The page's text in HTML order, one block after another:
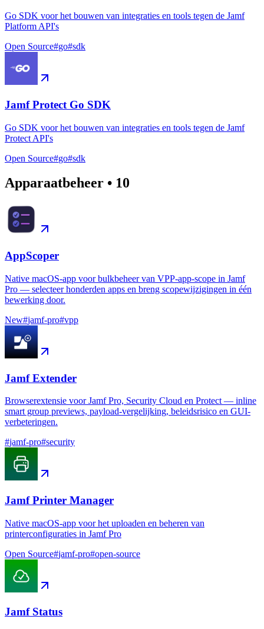
Go SDK voor het bouwen van integraties en tools tegen de Jamf
Platform API's
Open Source#go#sdk
Jamf Protect Go SDK
Go SDK voor het bouwen van integraties en tools tegen de Jamf
Protect API's
Open Source#go#sdk
Apparaatbeheer • 10
AppScoper
Native macOS-app voor bulkbeheer van VPP-app-scope in Jamf
Pro — selecteer honderden apps en breng scopewijzigingen in één
bewerking door.
New#jamf-pro#vpp
Jamf Extender
Browserextensie voor Jamf Pro, Security Cloud en Protect — inline
smart group previews, payload-vergelijking, beleidsrisico en GUI-
verbeteringen.
#jamf-pro#security
Jamf Printer Manager
Native macOS-app voor het uploaden en beheren van
printerconfiguraties in Jamf Pro
Open Source#jamf-pro#open-source
Jamf Status